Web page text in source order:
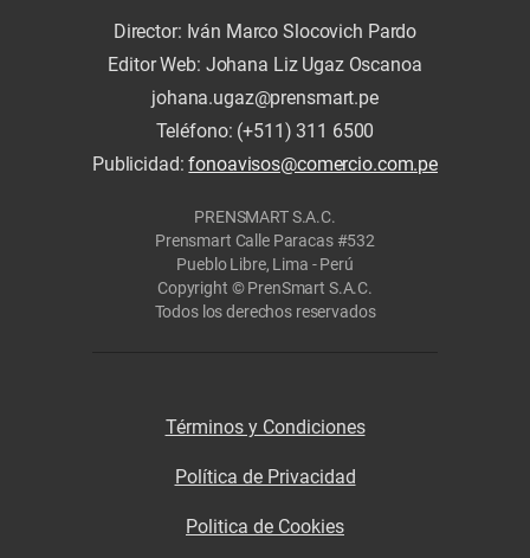
Director: Iván Marco Slocovich Pardo
Editor Web: Johana Liz Ugaz Oscanoa
johana.ugaz@prensmart.pe
Teléfono: (+511) 311 6500
Publicidad:fonoavisos@comercio.com.pe
PRENSMART S.A.C.
Prensmart Calle Paracas #532
Pueblo Libre, Lima - Perú
Copyright © PrenSmart S.A.C.
Todos los derechos reservados
Términos y Condiciones
Política de Privacidad
Politica de Cookies